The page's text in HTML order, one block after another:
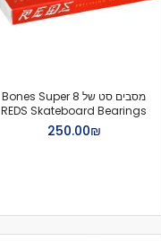
מסבים סט של 8 Bones Super
REDS Skateboard Bearings
₪‏250.00